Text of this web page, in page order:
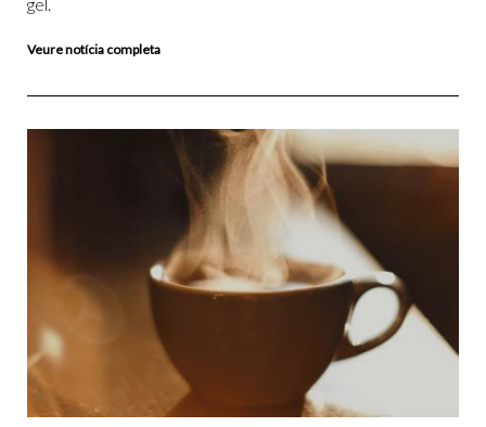
Veure notícia completa